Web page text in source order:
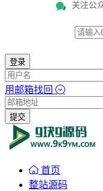
关注公
登录
用邮箱找回
提交
首页
整站源码